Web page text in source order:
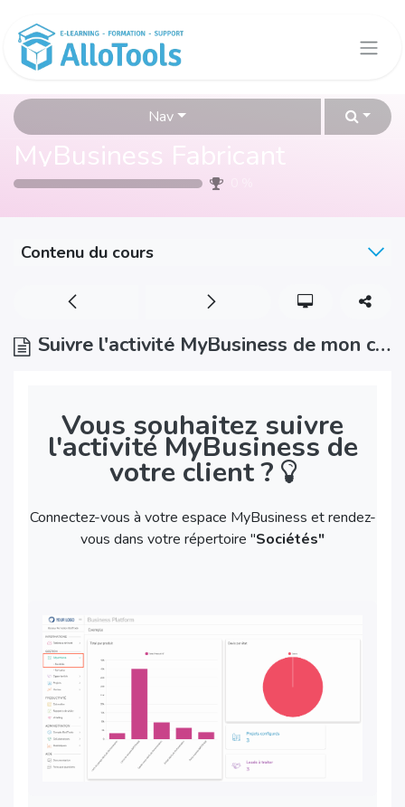
Nav
MyBusiness Fabricant
Contenu du cours
Suivre l'activité MyBusiness de mon client
Vous souhaitez suivre
l'activité MyBusiness de
votre client ?
Connectez-vous à votre espace MyBusiness et rendez-
vous dans votre répertoire "Sociétés"